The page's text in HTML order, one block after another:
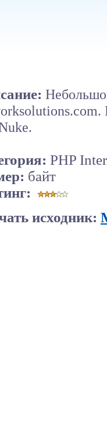
PHP
байт
исходник: